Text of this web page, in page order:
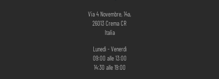
Via 4 Novembre, 14a,
26013 Crema CR
Italia
Lunedì - Venerdì
09:00 alle 13:00
14:30 alle 19:00